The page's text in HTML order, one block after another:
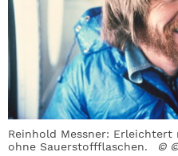
Reinhold Messner:
ohne Sauerstoffflaschen.
©